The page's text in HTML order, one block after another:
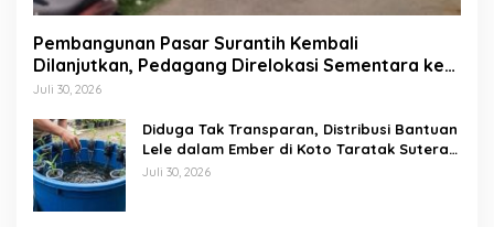
Pembangunan Pasar Surantih Kembali
Dilanjutkan, Pedagang Direlokasi Sementara ke
Lapangan Gadih Basanai
Juli 30, 2026
Diduga Tak Transparan, Distribusi Bantuan
Lele dalam Ember di Koto Taratak Sutera
Tuai Sorotan Warga
Juli 30, 2026